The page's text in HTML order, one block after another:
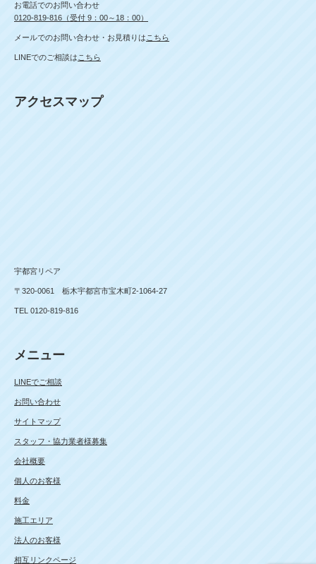
お電話でのお問い合わせ
0120-819-816（受付 9：00～18：00）
メールでのお問い合わせ・お見積りは こちら
LINEでのご相談は こちら
アクセスマップ
宇都宮リペア
〒320-0061 栃木宇都宮市宝木町2-1064-27
TEL 0120-819-816
メニュー
LINEでご相談
お問い合わせ
サイトマップ
スタッフ・協力業者様募集
会社概要
個人のお客様
料金
施工エリア
法人のお客様
相互リンクページ